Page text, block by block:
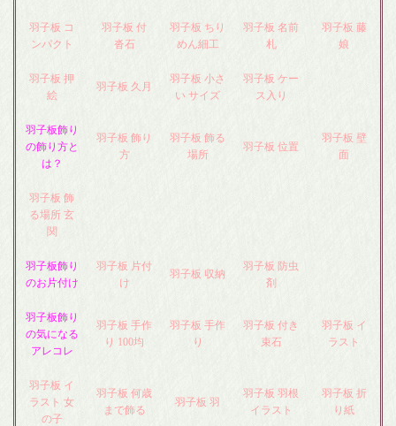
羽子板 コ
ンパクト
羽子板 付
沓石
羽子板 ちり
めん細工
羽子板 名前
札
羽子板 藤
娘
羽子板 押
絵
羽子板 久月
羽子板 小さ
い サイズ
羽子板 ケー
ス入り
羽子板飾り
の飾り方と
は？
羽子板 飾り
方
羽子板 飾る
場所
羽子板 位置
羽子板 壁
面
羽子板 飾
る場所 玄
関
羽子板飾り
のお片付け
羽子板 片付
け
羽子板 収納
羽子板 防虫
剤
羽子板飾り
の気になる
アレコレ
羽子板 手作
り 100均
羽子板 手作
り
羽子板 付き
束石
羽子板 イ
ラスト
羽子板 イ
ラスト 女
の子
羽子板 何歳
まで飾る
羽子板 羽
羽子板 羽根
イラスト
羽子板 折
り紙